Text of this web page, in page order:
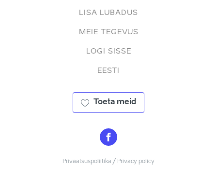
LISA LUBADUS
MEIE TEGEVUS
LOGI SISSE
EESTI
Toeta meid
Privaatsuspoliitika / Privacy policy